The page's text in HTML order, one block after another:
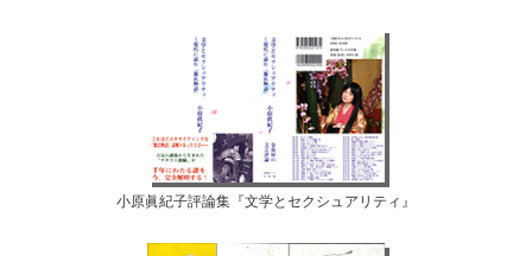
小原眞紀子評論集『文学とセクシュアリティ』